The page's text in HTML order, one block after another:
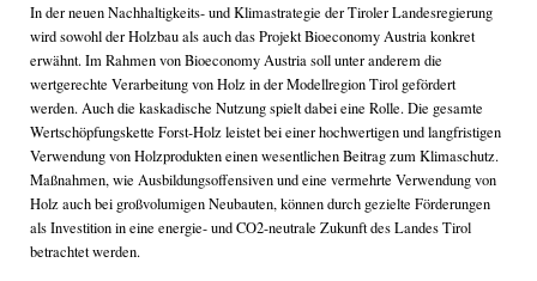
In der neuen Nachhaltigkeits- und Klimastrategie der Tiroler Landesregierung
wird sowohl der Holzbau als auch das Projekt Bioeconomy Austria konkret
erwähnt. Im Rahmen von Bioeconomy Austria soll unter anderem die
wertgerechte Verarbeitung von Holz in der Modellregion Tirol gefördert
werden. Auch die kaskadische Nutzung spielt dabei eine Rolle. Die gesamte
Wertschöpfungskette Forst-Holz leistet bei einer hochwertigen und langfristigen
Verwendung von Holzprodukten einen wesentlichen Beitrag zum Klimaschutz.
Maßnahmen, wie Ausbildungsoffensiven und eine vermehrte Verwendung von
Holz auch bei großvolumigen Neubauten, können durch gezielte Förderungen
als Investition in eine energie- und CO2-neutrale Zukunft des Landes Tirol
betrachtet werden.